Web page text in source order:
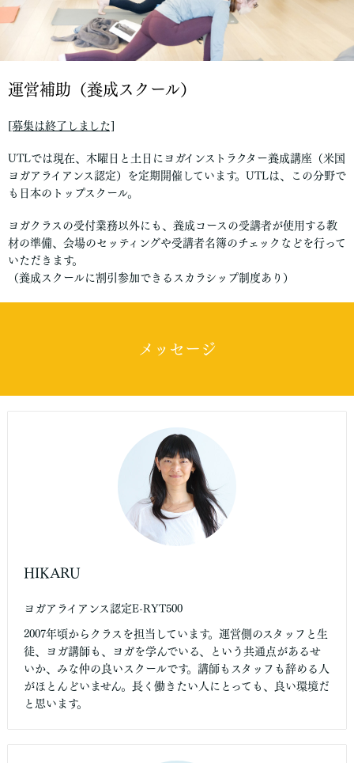
運営補助（養成スクール）
[募集は終了しました]
UTLでは現在、木曜日と土日にヨガインストラクター養成講座（米国
ヨガアライアンス認定）を定期開催しています。UTLは、この分野で
も日本のトップスクール。
ヨガクラスの受付業務以外にも、養成コースの受講者が使用する教
材の準備、会場のセッティングや受講者名簿のチェックなどを行って
いただきます。
（養成スクールに割引参加できるスカラシップ制度あり）
メッセージ
HIKARU
ヨガアライアンス認定E-RYT500
2007年頃からクラスを担当しています。運営側のスタッフと生
徒、ヨガ講師も、ヨガを学んでいる、という共通点があるせ
いか、みな仲の良いスクールです。講師もスタッフも辞める人
がほとんどいません。長く働きたい人にとっても、良い環境だ
と思います。